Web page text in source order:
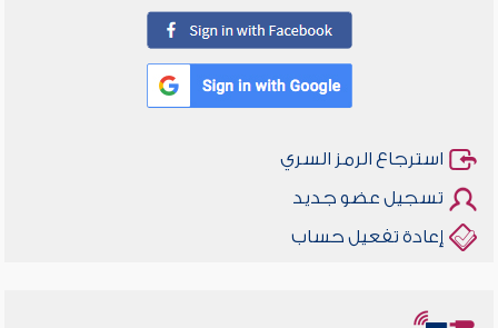
استرجاع الرمز السري
تسجيل عضو جديد
إعادة تفعيل حساب